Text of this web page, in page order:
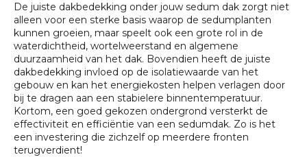
De juiste dakbedekking onder jouw sedum dak zorgt niet
alleen voor een sterke basis waarop de sedumplanten
kunnen groeien, maar speelt ook een grote rol in de
waterdichtheid, wortelweerstand en algemene
duurzaamheid van het dak. Bovendien heeft de juiste
dakbedekking invloed op de isolatiewaarde van het
gebouw en kan het energiekosten helpen verlagen door
bij te dragen aan een stabielere binnentemperatuur.
Kortom, een goed gekozen ondergrond versterkt de
effectiviteit en efficiëntie van een sedumdak. Zo is het
een investering die zichzelf op meerdere fronten
terugverdient!